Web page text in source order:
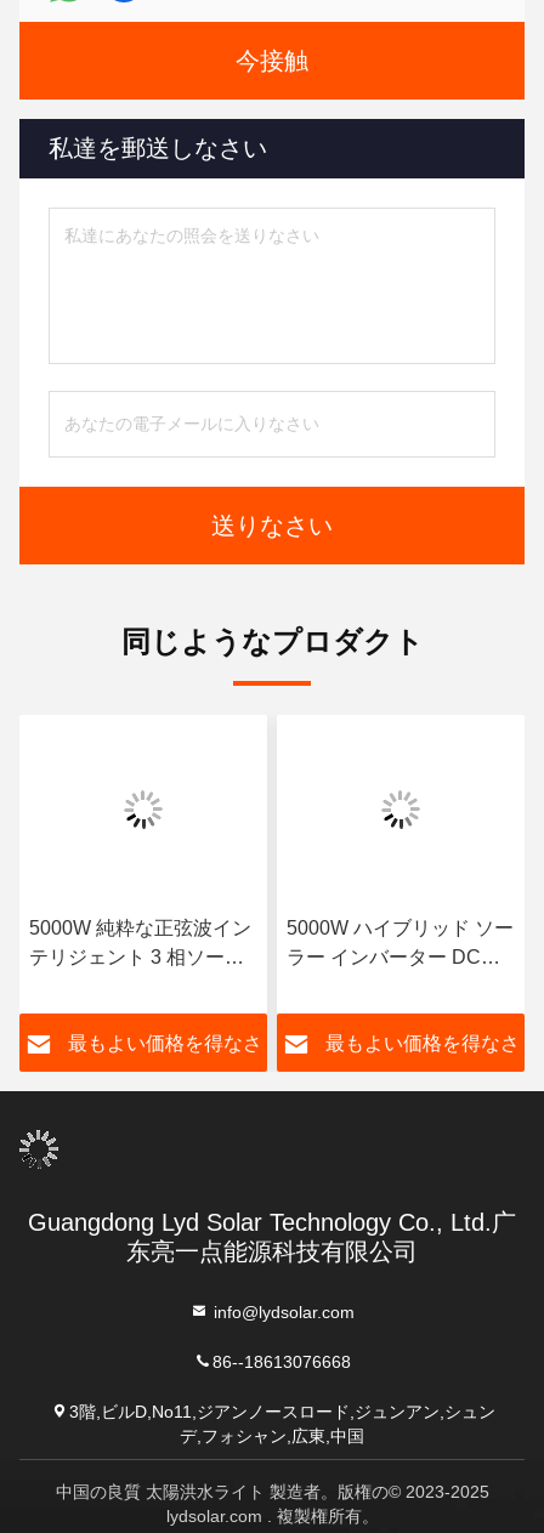
今接触
私達を郵送しなさい
送りなさい
同じようなプロダクト
5000W 純粋な正弦波イン
テリジェント 3 相ソーラ
サージ電力 95% 効率
最もよい価格を得なさ
5000W ハイブリッド ソー
ラー インバーター DC
最もよい価格を得なさ
Guangdong Lyd Solar Technology Co., Ltd.广
东亮一点能源科技有限公司
info@lydsolar.com
86--18613076668
3階,ビルD,No11,ジアンノースロード,ジュンアン,シュン
デ,フォシャン,広東,中国
中国の良質 太陽洪水ライト 製造者。版権の© 2023-2025
lydsolar.com . 複製権所有。